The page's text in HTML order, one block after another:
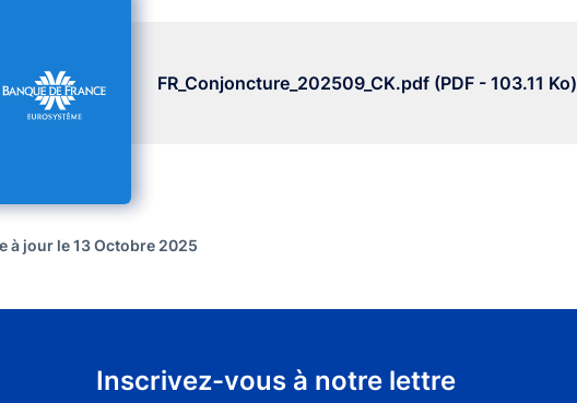
FR_Conjoncture_202509_CK.pdf (PDF - 103.11 Ko)
à jour le 13 Octobre 2025
Inscrivez-vous à notre lettre